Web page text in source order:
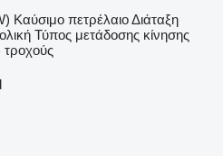
Καύσιμο πετρέλαιοΔιάταξη
Τύπος μετάδοσης κίνησης
τροχούς